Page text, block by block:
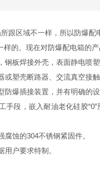
跟区域不一样，所以防爆
样的。现在对防爆配电箱的
钢板焊接外壳，表面静电喷
或塑壳断路器、交流真空接
防爆插接装置，并有明确的
手段，嵌入耐油老化硅胶
蚀的304不锈钢紧固件。
户要求特制。